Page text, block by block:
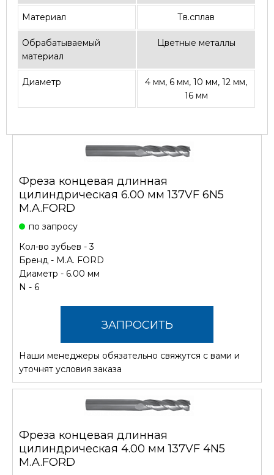
Материал Тв.сплав
Обрабатываемый
материал
Цветные металлы
Диаметр
4 мм, 6 мм, 10 мм, 12 мм,
16 мм
Фреза концевая длинная
цилиндрическая 6.00 мм 137VF 6N5
M.A.FORD
по запросу
Кол-во зубьев - 3
Бренд - M.A. FORD
Диаметр - 6.00 мм
N - 6
ЗАПРОСИТЬ
СТОИМОСТЬ
Наши менеджеры обязательно свяжутся с вами и
уточнят условия заказа
Фреза концевая длинная
цилиндрическая 4.00 мм 137VF 4N5
M.A.FORD